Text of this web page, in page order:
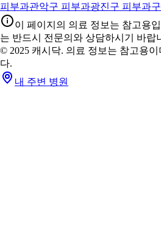
피부과관악구 피부과광진구 피부과
이 페이지의 의료 정보는 참고용
는 반드시 전문의와 상담하시기 바랍
© 2025 캐시닥. 의료 정보는 참고용
다.
내 주변 병원